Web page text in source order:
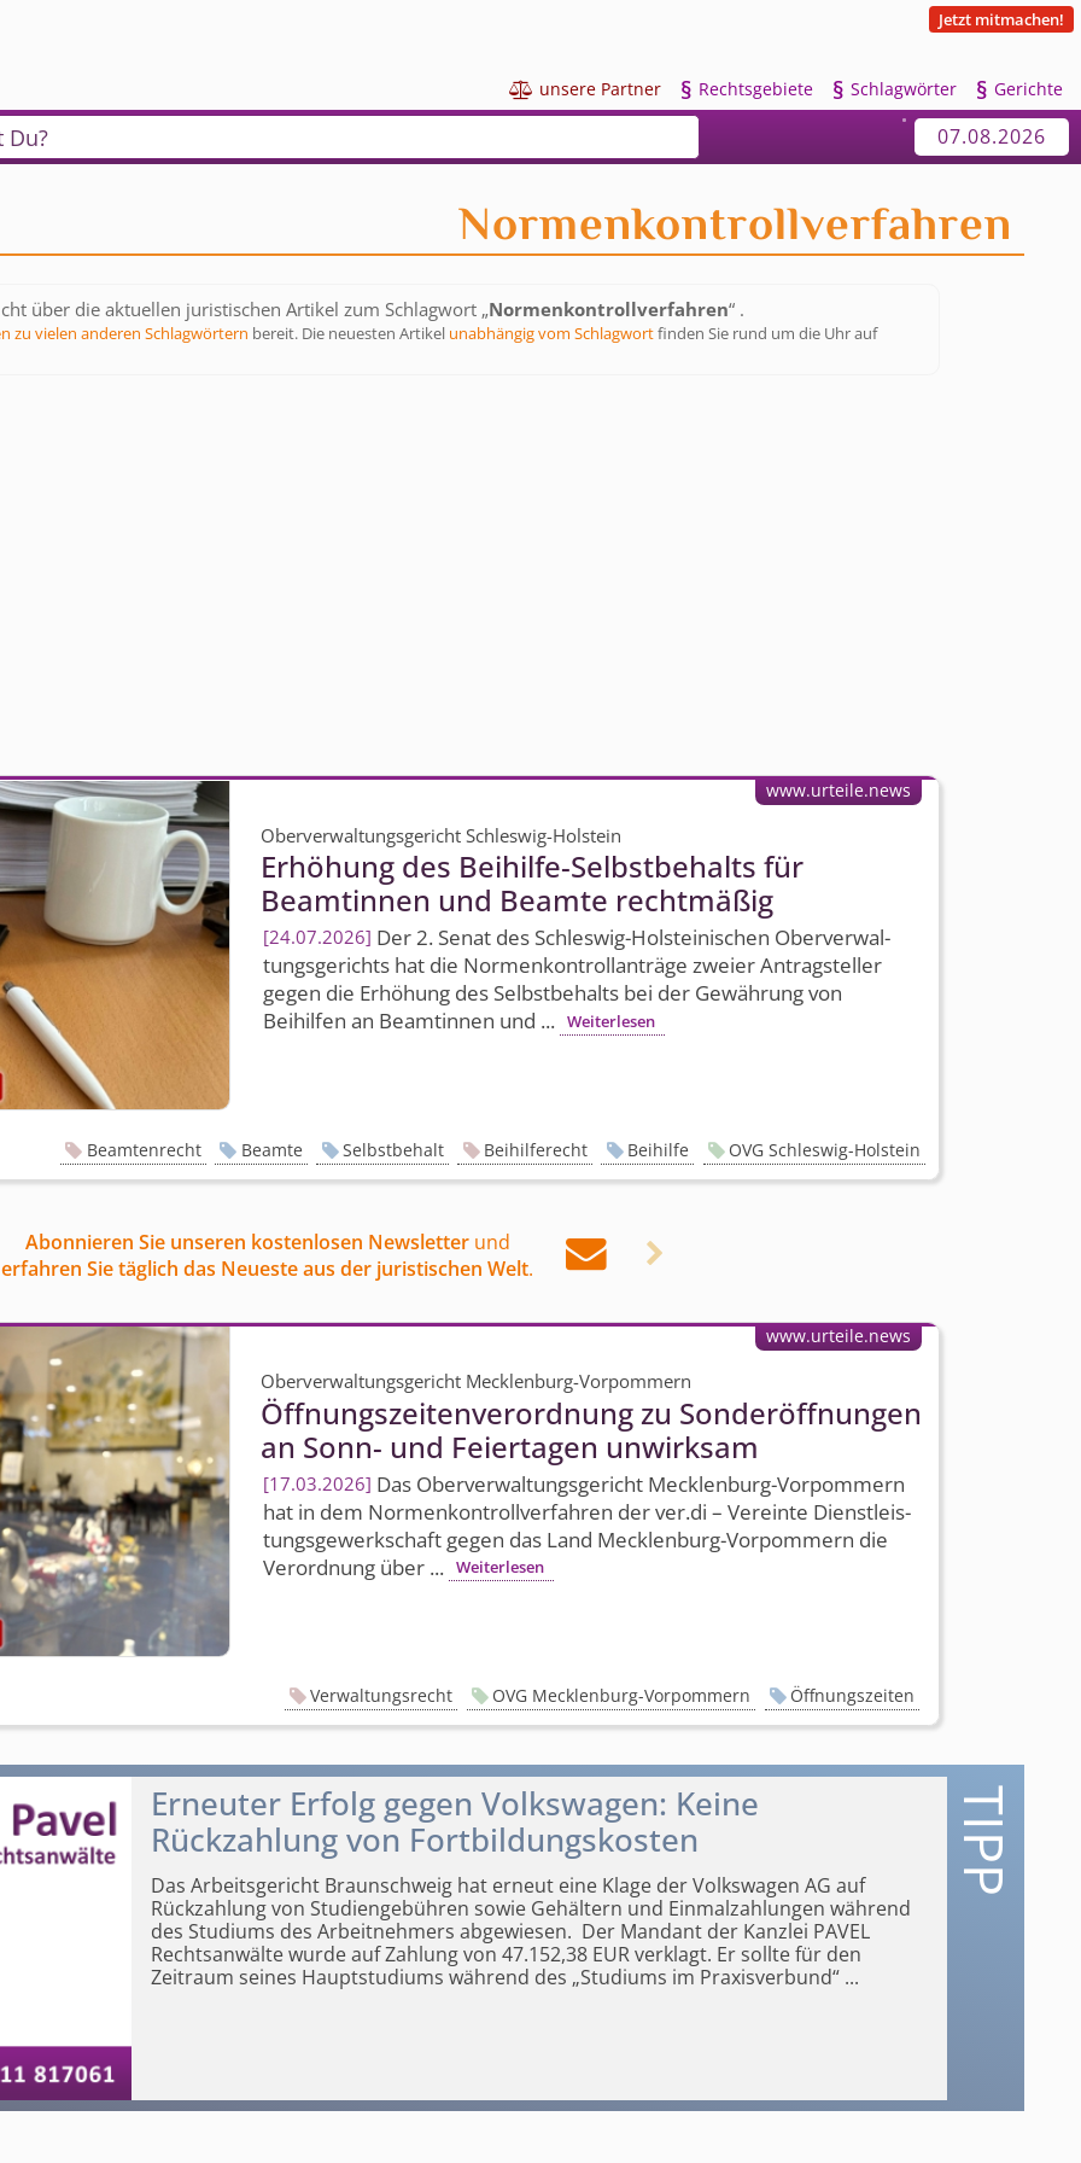
Jetzt mitmachen!
 unsere Partner § Rechtsgebiete § Schlagwörter § Gerichte
Du? 07.08.2026
Normenkontrollverfahren
über die aktuellen juristischen Artikel zum Schlagwort „Normenkontrollverfahren“ .
zu vielen anderen Schlagwörtern bereit. Die neuesten Artikel unabhängig vom Schlagwortfinden Sie rund um die Uhr auf
Oberverwaltungsgericht Schleswig-Holstein
Erhöhung des Beihilfe-Selbstbehalts für
Beamtinnen und Beamte rechtmäßig
24.07.2026 Der 2. Senat des Schleswig-Holsteinischen Oberverwal­
tungsgerichts hat die Normenkon­trollanträge zweier Antragsteller
gegen die Erhöhung des Selbstbehalts bei der Gewährung von
Beihilfen an Beamtinnen und ... Weiterlesen
www.urteile.news
Beamtenrecht Beamte Selbstbehalt Beihilferecht Beihilfe OVG Schleswig-Holstein
Abonnieren Sie unseren kostenlosen Newsletterund
erfahren Sie täglich das Neueste aus der juristischen Welt.  
Oberverwaltungsgericht Mecklenburg-Vorpommern
Öffnungszei­tenverordnung zu Sonderöffnungen
an Sonn- und Feiertagen unwirksam
17.03.2026 Das Oberverwal­tungsgericht Mecklenburg-Vorpommern
hat in dem Normenkon­trollverfahren der ver.di – Vereinte Dienstleis­
tungsgewerkschaft gegen das Land Mecklenburg-Vorpommern die
Verordnung über ... Weiterlesen
www.urteile.news
Verwaltungsrecht OVG Mecklenburg-Vorpommern Öffnungszeiten
Erneuter Erfolg gegen Volkswagen: Keine
Rückzahlung von Fortbildungskosten
Das Arbeitsgericht Braunschweig hat erneut eine Klage der Volkswagen AG auf
Rückzahlung von Studiengebühren sowie Gehältern und Einmalzahlungen während
des Studiums des Arbeitnehmers abgewiesen. Der Mandant der Kanzlei PAVEL
Rechtsanwälte wurde auf Zahlung von 47.152,38 EUR verklagt. Er sollte für den
Zeitraum seines Hauptstudiums während des „Studiums im Praxisverbund“...